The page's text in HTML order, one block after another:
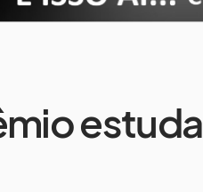
estuda